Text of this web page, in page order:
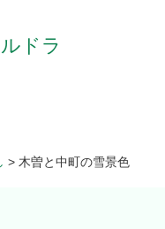
ドラ
> 木曽と中町の雪景色